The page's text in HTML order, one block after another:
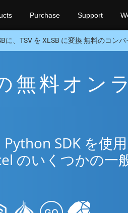
Purchase Support
に、TSV を XLSB に変換 無料のコン
無料オン
SDK を使
のいくつかの一